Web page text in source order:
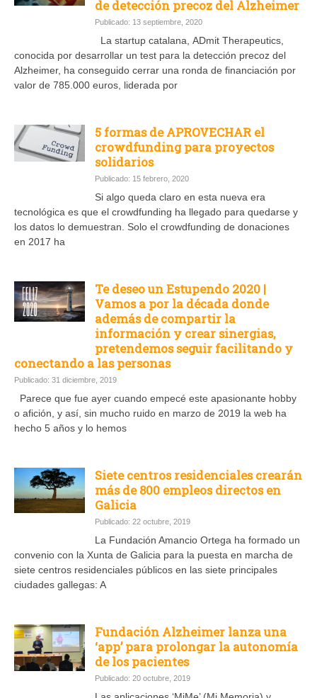
de detección precoz del Alzheimer
Publicado: 13 septiembre, 2020
La startup catalana, ADmit Therapeutics,
conocida por desarrollar un test para la detección precoz del
Alzheimer, ha conseguido cerrar una ronda de financiación por
valor de 785.000 euros, liderada por
5 formas de APROVECHAR el
crowdfunding para proyectos
solidarios
Publicado: 15 febrero, 2020
Si algo queda claro en esta nueva era
tecnológica es que el crowdfunding ha llegado para quedarse y
los datos lo demuestran. Solo el crowdfunding de donaciones
en 2017 ha
Te deseo un Estupendo 2020 |
Vamos a por la década donde
además de compartir la
información y crear sinergias,
pretendemos seguir facilitando y
conectando a las personas
Publicado: 31 diciembre, 2019
Parece que fue ayer cuando empecé este apasionante hobby
o afición, y así, sin mucho ruido en marzo de 2019 la web ha
hecho 5 años y lo hemos
Siete centros residenciales crearán
más de 800 empleos directos en
Galicia
Publicado: 22 octubre, 2019
La Fundación Amancio Ortega ha formado un
convenio con la Xunta de Galicia para la puesta en marcha de
siete centros residenciales públicos en las siete principales
ciudades gallegas: A
Fundación Alzheimer lanza una
‘app’ para prolongar la autonomía
de los pacientes
Publicado: 20 octubre, 2019